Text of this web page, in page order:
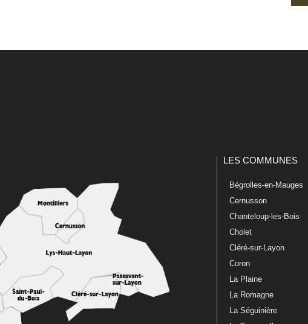
LES COMMUNES
Bégrolles-en-Mauges
Cernusson
Chanteloup-les-Bois
Cholet
Cléré-sur-Layon
Coron
La Plaine
La Romagne
La Séguinière